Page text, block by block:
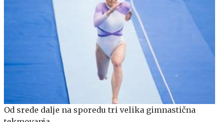
Od srede dalje na sporedu tri velika gimnastična